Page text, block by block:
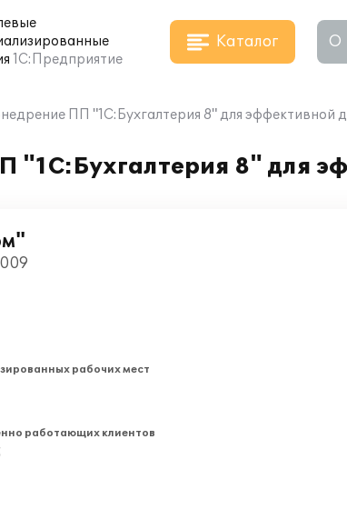
1С:Предприятие
Каталог О
ПП "1С:Бухгалтерия 8" для эффективной
"1С:Бухгалтерия 8" для
рабочих мест
работающих клиентов